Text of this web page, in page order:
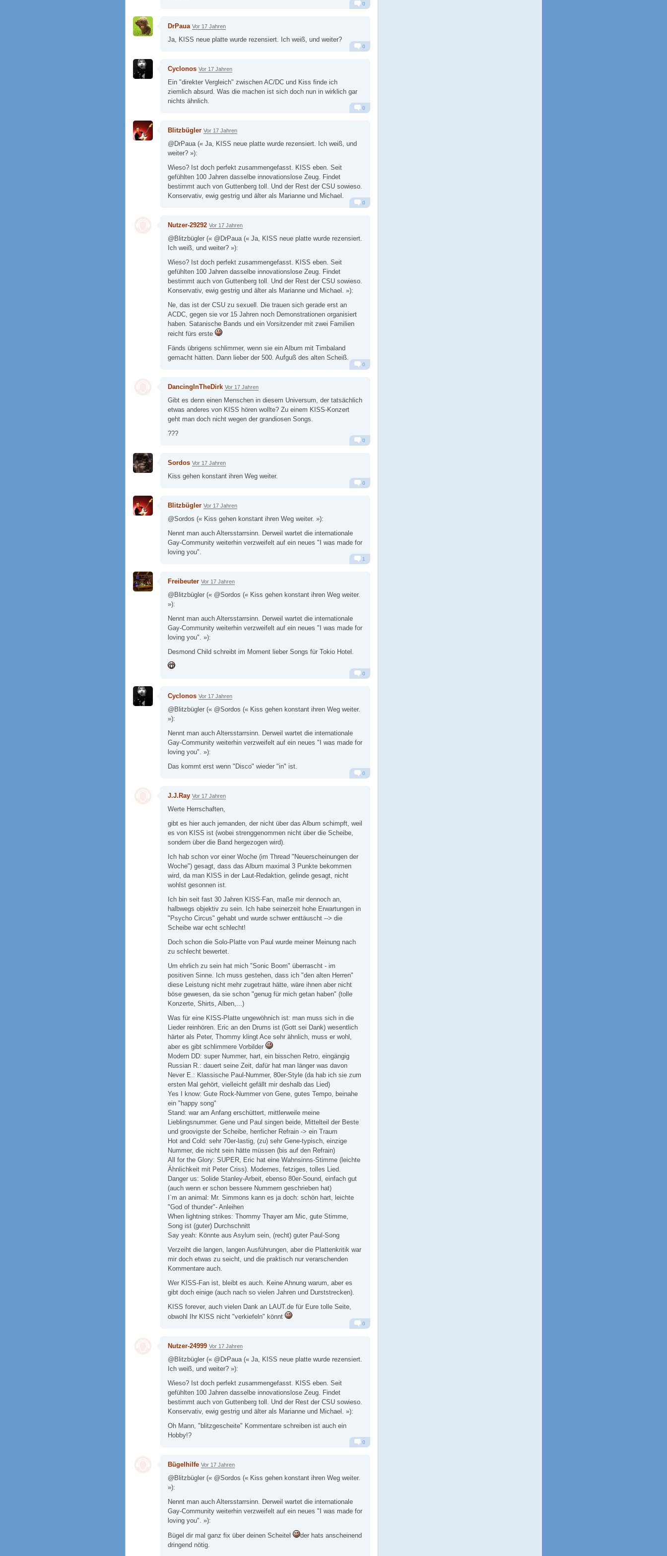
0
DrPaua Vor 17 Jahren
Ja, KISS neue platte wurde rezensiert. Ich weiß, und weiter?
0
Cyclonos Vor 17 Jahren
Ein "direkter Vergleich" zwischen AC/DC und Kiss finde ich
ziemlich absurd. Was die machen ist sich doch nun in wirklich gar
nichts ähnlich.
0
Blitzbügler Vor 17 Jahren
@DrPaua (« Ja, KISS neue platte wurde rezensiert. Ich weiß, und
weiter? »):
Wieso? Ist doch perfekt zusammengefasst. KISS eben. Seit
gefühlten 100 Jahren dasselbe innovationslose Zeug. Findet
bestimmt auch von Guttenberg toll. Und der Rest der CSU sowieso.
Konservativ, ewig gestrig und älter als Marianne und Michael.
0
Nutzer-29292 Vor 17 Jahren
@Blitzbügler (« @DrPaua (« Ja, KISS neue platte wurde rezensiert.
Ich weiß, und weiter? »):
Wieso? Ist doch perfekt zusammengefasst. KISS eben. Seit
gefühlten 100 Jahren dasselbe innovationslose Zeug. Findet
bestimmt auch von Guttenberg toll. Und der Rest der CSU sowieso.
Konservativ, ewig gestrig und älter als Marianne und Michael. »):
Ne, das ist der CSU zu sexuell. Die trauen sich gerade erst an
ACDC, gegen sie vor 15 Jahren noch Demonstrationen organisiert
haben. Satanische Bands und ein Vorsitzender mit zwei Familien
reicht fürs erste
Fänds übrigens schlimmer, wenn sie ein Album mit Timbaland
gemacht hätten. Dann lieber der 500. Aufguß des alten Scheiß.
0
DancingInTheDirk Vor 17 Jahren
Gibt es denn einen Menschen in diesem Universum, der tatsächlich
etwas anderes von KISS hören wollte? Zu einem KISS-Konzert
geht man doch nicht wegen der grandiosen Songs.
???
0
Sordos Vor 17 Jahren
Kiss gehen konstant ihren Weg weiter.
0
Blitzbügler Vor 17 Jahren
@Sordos (« Kiss gehen konstant ihren Weg weiter. »):
Nennt man auch Altersstarrsinn. Derweil wartet die internationale
Gay-Community weiterhin verzweifelt auf ein neues "I was made for
loving you".
1
Freibeuter Vor 17 Jahren
@Blitzbügler (« @Sordos (« Kiss gehen konstant ihren Weg weiter.
»):
Nennt man auch Altersstarrsinn. Derweil wartet die internationale
Gay-Community weiterhin verzweifelt auf ein neues "I was made for
loving you". »):
Desmond Child schreibt im Moment lieber Songs für Tokio Hotel.
0
Cyclonos Vor 17 Jahren
@Blitzbügler (« @Sordos (« Kiss gehen konstant ihren Weg weiter.
»):
Nennt man auch Altersstarrsinn. Derweil wartet die internationale
Gay-Community weiterhin verzweifelt auf ein neues "I was made for
loving you". »):
Das kommt erst wenn "Disco" wieder "in" ist.
0
J.J.Ray Vor 17 Jahren
Werte Herrschaften,
gibt es hier auch jemanden, der nicht über das Album schimpft, weil
es von KISS ist (wobei strenggenommen nicht über die Scheibe,
sondern über die Band hergezogen wird).
Ich hab schon vor einer Woche (im Thread "Neuerscheinungen der
Woche") gesagt, dass das Album maximal 3 Punkte bekommen
wird, da man KISS in der Laut-Redaktion, gelinde gesagt, nicht
wohlst gesonnen ist.
Ich bin seit fast 30 Jahren KISS-Fan, maße mir dennoch an,
halbwegs objektiv zu sein. Ich habe seinerzeit hohe Erwartungen in
"Psycho Circus" gehabt und wurde schwer enttäuscht --> die
Scheibe war echt schlecht!
Doch schon die Solo-Platte von Paul wurde meiner Meinung nach
zu schlecht bewertet.
Um ehrlich zu sein hat mich "Sonic Boom" überrascht - im
positiven Sinne. Ich muss gestehen, dass ich "den alten Herren"
diese Leistung nicht mehr zugetraut hätte, wäre ihnen aber nicht
böse gewesen, da sie schon "genug für mich getan haben" (tolle
Konzerte, Shirts, Alben,...)
Was für eine KISS-Platte ungewöhnich ist: man muss sich in die
Lieder reinhören. Eric an den Drums ist (Gott sei Dank) wesentlich
härter als Peter, Thommy klingt Ace sehr ähnlich, muss er wohl,
aber es gibt schlimmere Vorbilder
Modern DD: super Nummer, hart, ein bisschen Retro, eingängig
Russian R.: dauert seine Zeit, dafür hat man länger was davon
Never E.: Klassische Paul-Nummer, 80er-Style (da hab ich sie zum
ersten Mal gehört, vielleicht gefällt mir deshalb das Lied)
Yes I know: Gute Rock-Nummer von Gene, gutes Tempo, beinahe
ein "happy song"
Stand: war am Anfang erschüttert, mittlerweile meine
Lieblingsnummer. Gene und Paul singen beide, Mittelteil der Beste
und groovigste der Scheibe, herrlicher Refrain -> ein Traum
Hot and Cold: sehr 70er-lastig, (zu) sehr Gene-typisch, einzige
Nummer, die nicht sein hätte müssen (bis auf den Refrain)
All for the Glory: SUPER, Eric hat eine Wahnsinns-Stimme (leichte
Ähnlichkeit mit Peter Criss). Modernes, fetziges, tolles Lied.
Danger us: Solide Stanley-Arbeit, ebenso 80er-Sound, einfach gut
(auch wenn er schon bessere Nummern geschrieben hat)
I`m an animal: Mr. Simmons kann es ja doch: schön hart, leichte
"God of thunder"- Anleihen
When lightning strikes: Thommy Thayer am Mic, gute Stimme,
Song ist (guter) Durchschnitt
Say yeah: Könnte aus Asylum sein, (recht) guter Paul-Song
Verzeiht die langen, langen Ausführungen, aber die Plattenkritik war
mir doch etwas zu seicht, und die praktisch nur verarschenden
Kommentare auch.
Wer KISS-Fan ist, bleibt es auch. Keine Ahnung warum, aber es
gibt doch einige (auch nach so vielen Jahren und Durststrecken).
KISS forever, auch vielen Dank an LAUT.de für Eure tolle Seite,
obwohl Ihr KISS nicht "verkiefeln" könnt
0
Nutzer-24999 Vor 17 Jahren
@Blitzbügler (« @DrPaua (« Ja, KISS neue platte wurde rezensiert.
Ich weiß, und weiter? »):
Wieso? Ist doch perfekt zusammengefasst. KISS eben. Seit
gefühlten 100 Jahren dasselbe innovationslose Zeug. Findet
bestimmt auch von Guttenberg toll. Und der Rest der CSU sowieso.
Konservativ, ewig gestrig und älter als Marianne und Michael. »):
Oh Mann, "blitzgescheite" Kommentare schreiben ist auch ein
Hobby!?
0
Bügelhilfe Vor 17 Jahren
@Blitzbügler (« @Sordos (« Kiss gehen konstant ihren Weg weiter.
»):
Nennt man auch Altersstarrsinn. Derweil wartet die internationale
Gay-Community weiterhin verzweifelt auf ein neues "I was made for
loving you". »):
Bügel dir mal ganz fix über deinen Scheitel
der hats anscheinend
dringend nötig.